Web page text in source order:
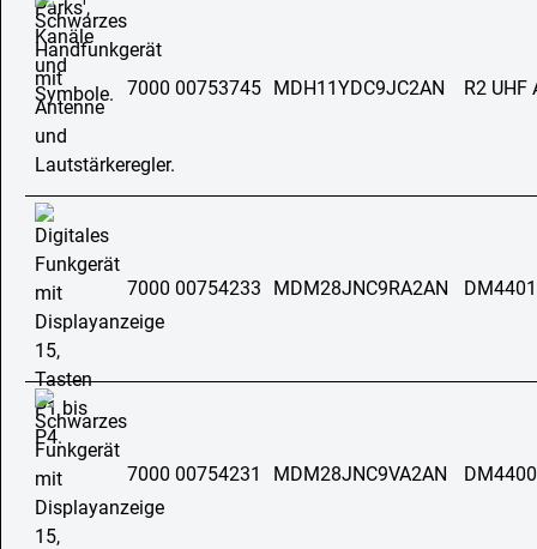
7000 00753745 MDH11YDC9JC2AN R2 UHF
7000 00754233 MDM28JNC9RA2AN
7000 00754231 MDM28JNC9VA2AN